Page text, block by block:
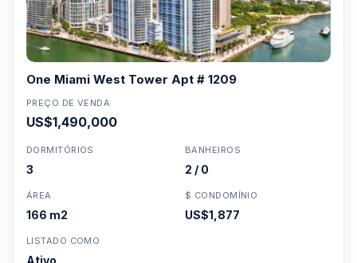
One Miami West Tower Apt # 1209
PREÇO DE VENDA
US$1,490,000
DORMITÓRIOS
3
BANHEIROS
2 / 0
ÁREA
166 m2
$ CONDOMÍNIO
US$1,877
LISTADO COMO
Ativo